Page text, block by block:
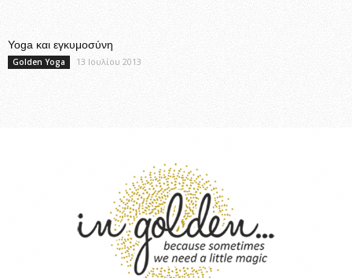
Yoga και εγκυμοσύνη
Golden Yoga 13 Ιουλίου 2013